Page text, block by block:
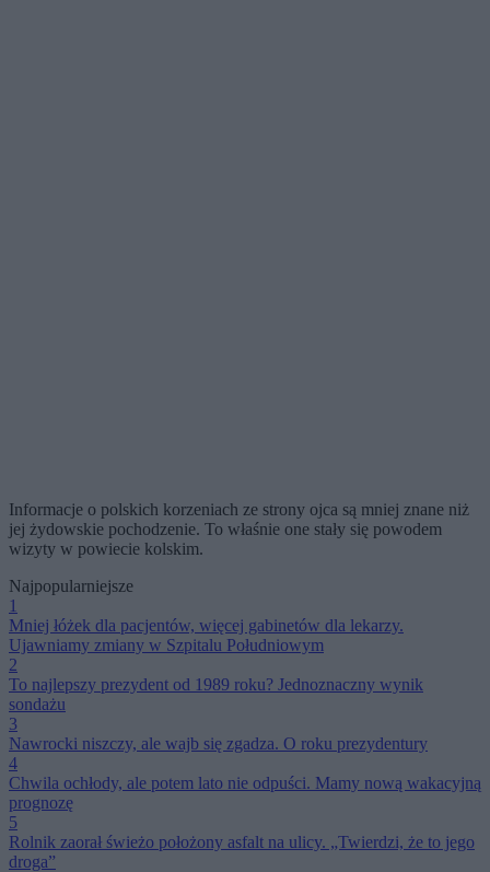
Informacje o polskich korzeniach ze strony ojca są mniej znane niż
jej żydowskie pochodzenie. To właśnie one stały się powodem
wizyty w powiecie kolskim.
Najpopularniejsze
1
Mniej łóżek dla pacjentów, więcej gabinetów dla lekarzy.
Ujawniamy zmiany w Szpitalu Południowym
2
To najlepszy prezydent od 1989 roku? Jednoznaczny wynik
sondażu
3
Nawrocki niszczy, ale wajb się zgadza. O roku prezydentury
4
Chwila ochłody, ale potem lato nie odpuści. Mamy nową wakacyjną
prognozę
5
Rolnik zaorał świeżo położony asfalt na ulicy. „Twierdzi, że to jego
droga”